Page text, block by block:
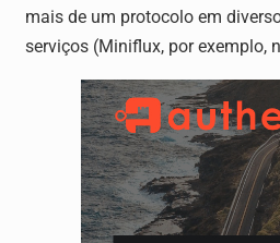
mais de um protocolo em
serviços (Miniflux, por exemplo,